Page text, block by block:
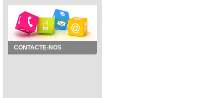
CONTACTE-NOS